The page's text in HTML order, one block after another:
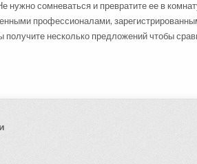
сомневаться и превратите ее в
профессионалами,
несколько предложений чтобы